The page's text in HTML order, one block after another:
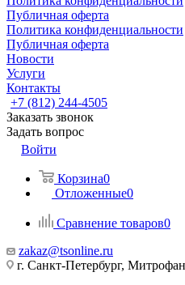
Публичная оферта
Политика конфиденциальности
Публичная оферта
Новости
Услуги
Контакты
+7 (812) 244-4505
Заказать звонок
Задать вопрос
Войти
Корзина0
Отложенные0
Сравнение товаров0
zakaz@tsonline.ru
г. Санкт-Петербург,